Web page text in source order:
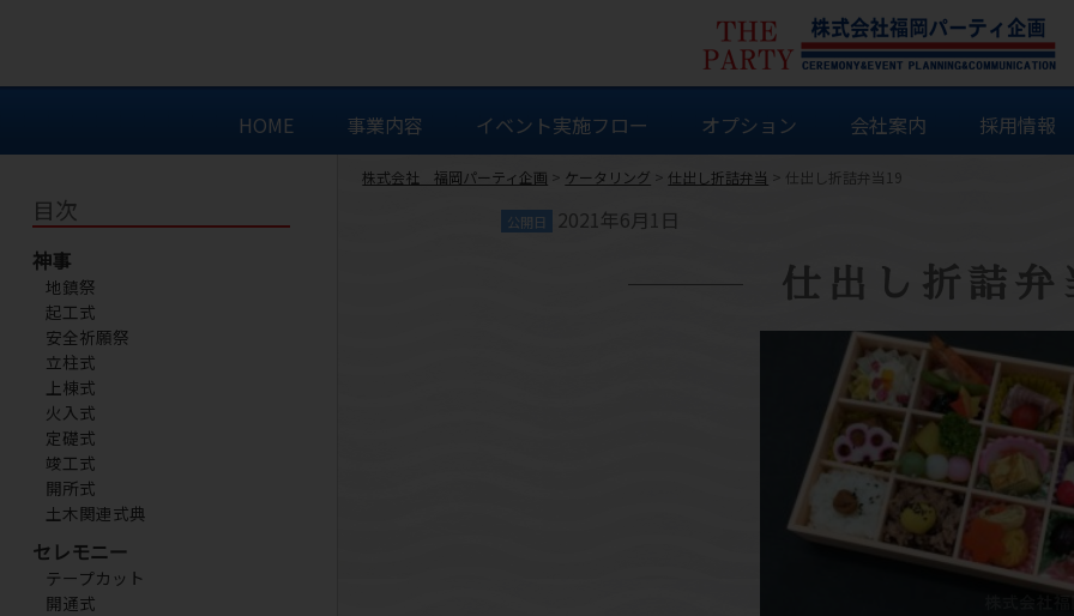
HOME 事業内容 イベント実施フロー オプション 会社案内 採用情報
目次
神事
地鎮祭
起工式
安全祈願祭
立柱式
上棟式
火入式
定礎式
竣工式
開所式
土木関連式典
セレモニー
テープカット
開通式
株式会社 福岡パーティ企画 > ケータリング > 仕出し折詰弁当 > 仕出し折詰弁当19
公開日 2021年6月1日
仕出し折詰